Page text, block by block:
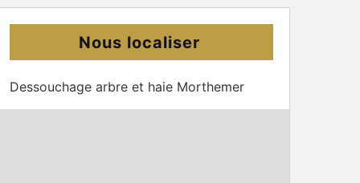
Nous localiser
Dessouchage arbre et haie Morthemer